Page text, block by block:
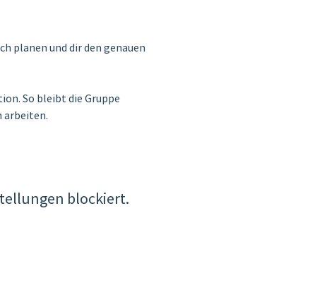
planen und dir den genauen
So bleibt die Gruppe
arbeiten.
blockiert.